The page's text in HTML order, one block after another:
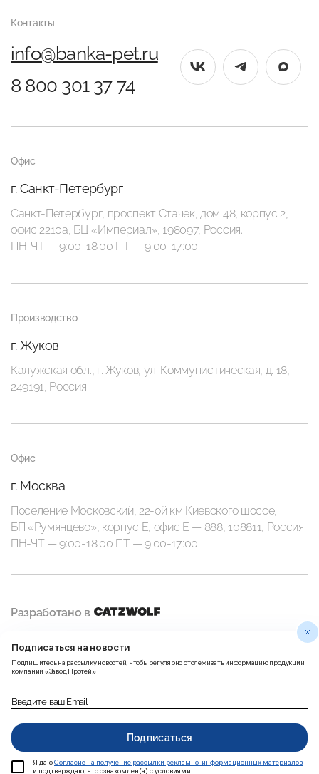
Добавить в корзину
Контакты
info@banka-pet.ru
8 800 301 37 74
Офис
г. Санкт-Петербург
Санкт-Петербург, проспект Стачек, дом 48, корпус 2,
офис 2210а, БЦ «Империал», 198097, Россия.
ПН-ЧТ — 9:00-18:00 ПТ — 9:00-17:00
Производство
г. Жуков
Калужская обл., г. Жуков, ул. Коммунистическая, д. 18,
249191, Россия
Офис
г. Москва
Поселение Московский, 22-ой км Киевского шоссе,
БП «Румянцево», корпус Е, офис E — 888, 108811, Россия.
ПН-ЧТ — 9:00-18:00 ПТ — 9:00-17:00
конфиденциальности
Пользовательских данных
Согласие на получение
рассылки рекламно-
информационных материалов
Карта сайта
Разработано в
Подписаться на новости
Подпишитесь на рассылку новостей, чтобы регулярно отслеживать информацию продукции
компании «Завод Протей»
Введите ваш Email
Подписаться
Я даю Согласие на получение рассылки рекламно-информационных материалов
и подтверждаю, что ознакомлен(а) с условиями.